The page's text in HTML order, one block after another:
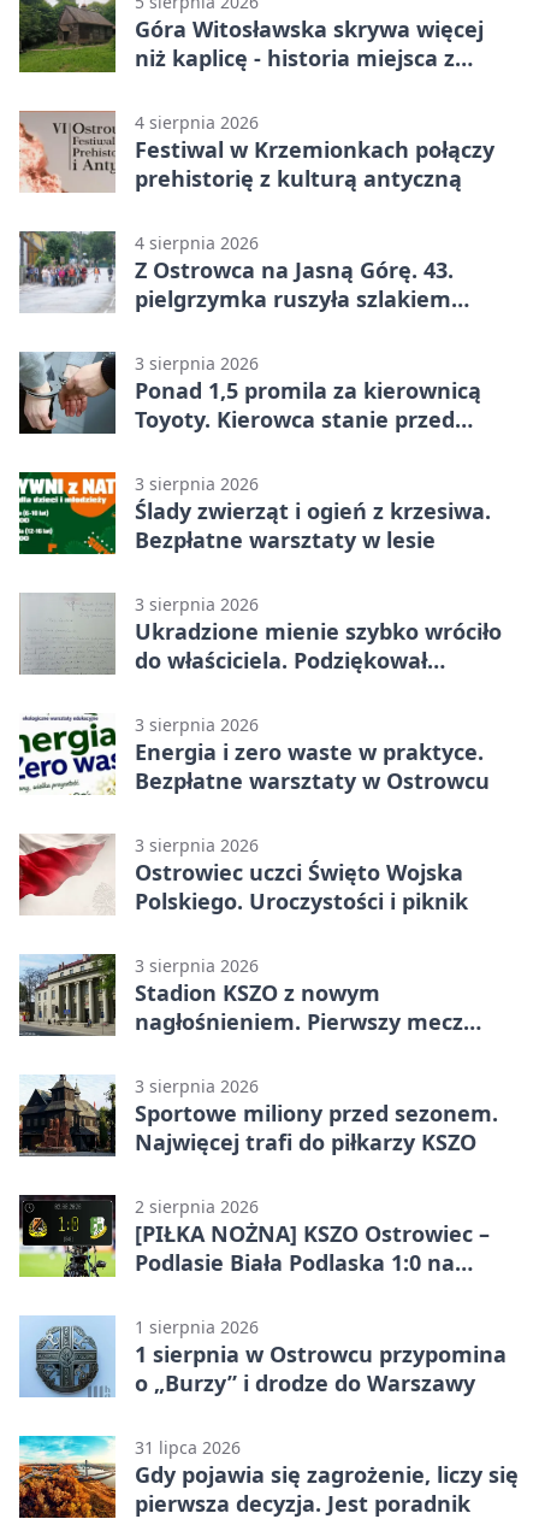
Góra Witosławska skrywa więcej
niż kaplicę - historia miejsca z
4 sierpnia 2026
Festiwal w Krzemionkach połączy
prehistorię z kulturą antyczną
4 sierpnia 2026
Z Ostrowca na Jasną Górę. 43.
pielgrzymka ruszyła szlakiem
3 sierpnia 2026
Ponad 1,5 promila za kierownicą
Toyoty. Kierowca stanie przed
3 sierpnia 2026
Ślady zwierząt i ogień z krzesiwa.
Bezpłatne warsztaty w lesie
3 sierpnia 2026
Ukradzione mienie szybko wróciło
do właściciela. Podziękował
3 sierpnia 2026
Energia i zero waste w praktyce.
Bezpłatne warsztaty w Ostrowcu
3 sierpnia 2026
Ostrowiec uczci Święto Wojska
Polskiego. Uroczystości i piknik
3 sierpnia 2026
Stadion KSZO z nowym
nagłośnieniem. Pierwszy mecz
3 sierpnia 2026
Sportowe miliony przed sezonem.
Najwięcej trafi do piłkarzy KSZO
2 sierpnia 2026
[PIŁKA NOŻNA] KSZO Ostrowiec –
Podlasie Biała Podlaska 1:0 na
(Grupa IV)
1 sierpnia 2026
1 sierpnia w Ostrowcu przypomina
o „Burzy” i drodze do Warszawy
31 lipca 2026
Gdy pojawia się zagrożenie, liczy się
pierwsza decyzja. Jest poradnik